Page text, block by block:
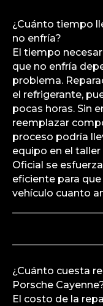
¿Cuánto tiempo
no enfría?
El tiempo
que no enfría
problema.
el refrigerante,
pocas horas. Sin
reemplazar
proceso podría
equipo en el
Oficial se
eficiente para
vehículo cuanto
¿Cuánto cuesta
Porsche
El costo de la